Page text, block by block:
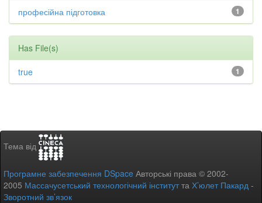
1
професійна підготовка
Has File(s)
1
true
Тема від
Програмне забезпечення DSpace Авторські права © 2002-
2005 Массачусетський технологічний інститутта Х’юлет Пакард -
Зворотний зв’язок